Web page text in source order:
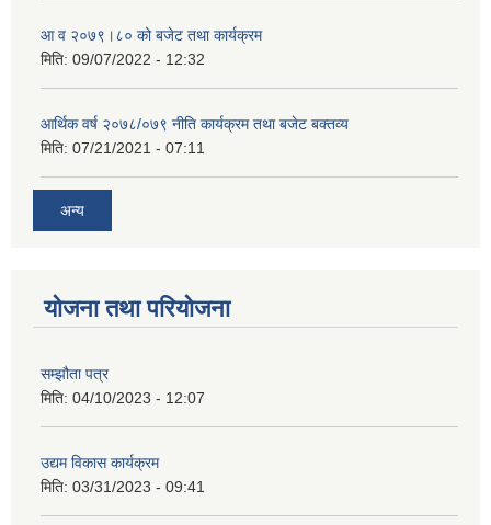
आ व २०७९।८० को बजेट तथा कार्यक्रम
मिति: 09/07/2022 - 12:32
आर्थिक वर्ष २०७८/०७९ नीति कार्यक्रम तथा बजेट बक्तव्य
मिति: 07/21/2021 - 07:11
अन्य
योजना तथा परियोजना
सम्झौता पत्र
मिति: 04/10/2023 - 12:07
उद्यम विकास कार्यक्रम
मिति: 03/31/2023 - 09:41